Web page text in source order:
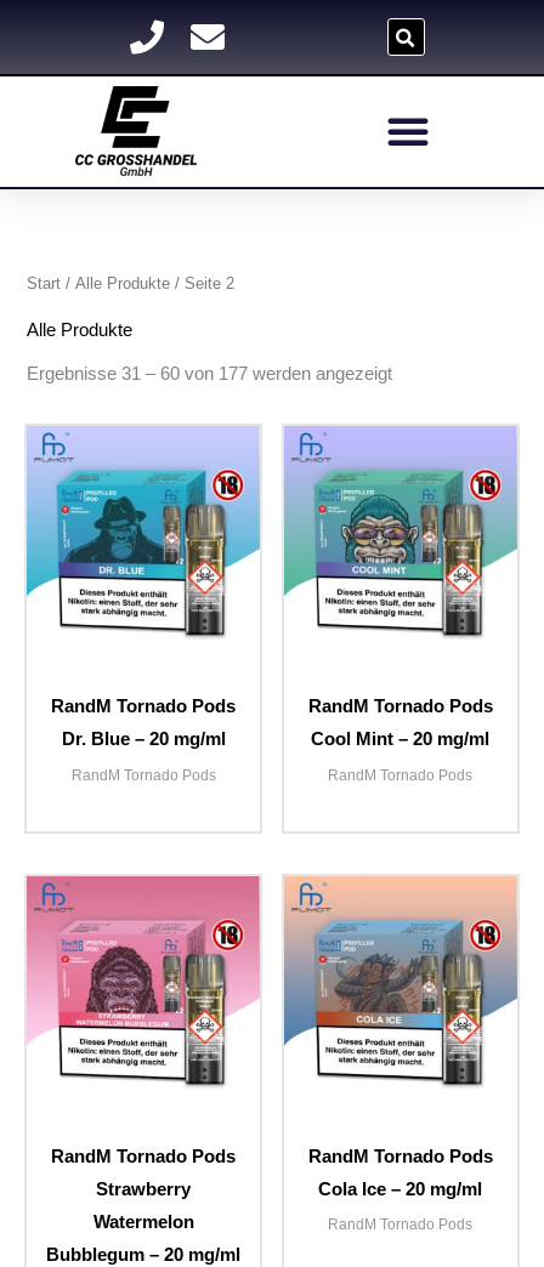
springen
Start /Alle Produkte / Seite 2
Alle Produkte
Ergebnisse 31 – 60 von 177 werden angezeigt
Nach
RandM Tornado Pods
Dr. Blue – 20 mg/ml
RandM Tornado Pods
RandM Tornado Pods
Cool Mint – 20 mg/ml
RandM Tornado Pods
RandM Tornado Pods
Strawberry
Watermelon
Bubblegum – 20 mg/ml
RandM Tornado Pods
Cola Ice – 20 mg/ml
RandM Tornado Pods